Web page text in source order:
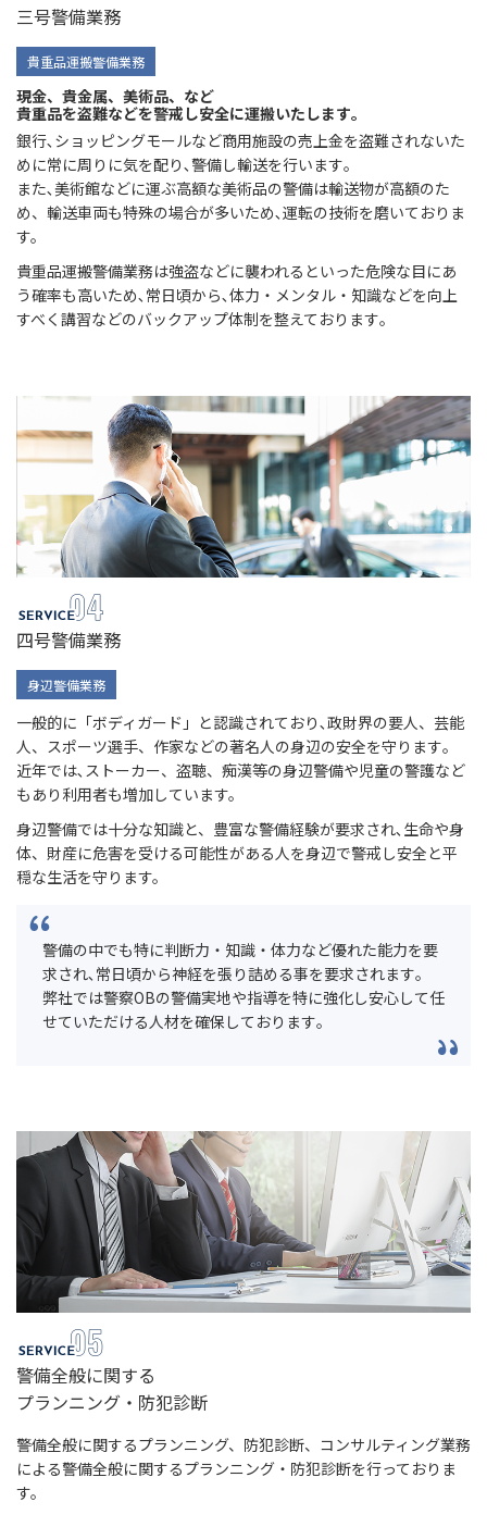
三号警備業務
貴重品運搬警備業務
現金、貴金属、美術品、など
貴重品を盗難などを警戒し安全に運搬いたします｡
銀行､ショッピングモールなど商用施設の売上金を盗難されないた
めに常に周りに気を配り､警備し輸送を行います｡
また､美術館などに運ぶ高額な美術品の警備は輸送物が高額のた
め、輸送車両も特殊の場合が多いため､運転の技術を磨いておりま
す。
貴重品運搬警備業務は強盗などに襲われるといった危険な目にあ
う確率も高いため､常日頃から､体力・メンタル・知識などを向上
すべく講習などのバックアップ体制を整えております｡
四号警備業務
身辺警備業務
一般的に「ボディガード」と認識されており､政財界の要人、芸能
人、スポーツ選手、作家などの著名人の身辺の安全を守ります｡
近年では､ストーカー、盗聴、痴漢等の身辺警備や児童の警護など
もあり利用者も増加しています。
身辺警備では十分な知識と、豊富な警備経験が要求され､生命や身
体、財産に危害を受ける可能性がある人を身辺で警戒し安全と平
穏な生活を守ります。
警備の中でも特に判断力・知識・体力など優れた能力を要
求され､常日頃から神経を張り詰める事を要求されます｡
弊社では警察OBの警備実地や指導を特に強化し安心して任
せていただける人材を確保しております｡
警備全般に関する
プランニング・防犯診断
警備全般に関するプランニング、防犯診断、コンサルティング業務
による警備全般に関するプランニング・防犯診断を行っておりま
す。